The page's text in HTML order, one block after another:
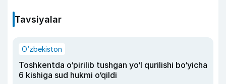
Tavsiyalar
O‘zbekiston
Toshkentda o‘pirilib tushgan yo‘l qurilishi bo‘yicha
6 kishiga sud hukmi o‘qildi